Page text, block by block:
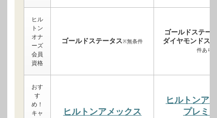
ヒル
トン
オナ
ーズ
会員
資格
ゴールドステータス※無条件
ゴールドステー
ダイヤモンドス
件あり
おす
す
め！
キャ
ヒルトンアメックス
ヒルトンア
プレミ